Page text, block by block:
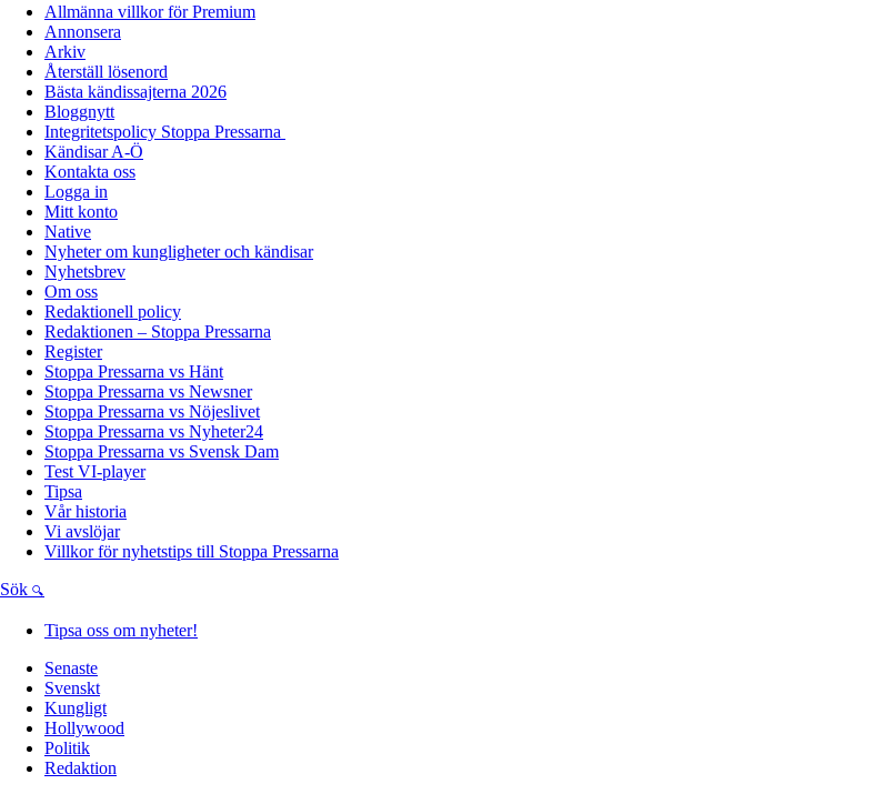
Allmänna villkor för Premium
Annonsera
Arkiv
Återställ lösenord
Bästa kändissajterna 2026
Bloggnytt
Integritetspolicy Stoppa Pressarna
Kändisar A-Ö
Kontakta oss
Logga in
Mitt konto
Native
Nyheter om kungligheter och kändisar
Nyhetsbrev
Om oss
Redaktionell policy
Redaktionen – Stoppa Pressarna
Register
Stoppa Pressarna vs Hänt
Stoppa Pressarna vs Newsner
Stoppa Pressarna vs Nöjeslivet
Stoppa Pressarna vs Nyheter24
Stoppa Pressarna vs Svensk Dam
Test VI-player
Tipsa
Vår historia
Vi avslöjar
Villkor för nyhetstips till Stoppa Pressarna
Sök
Tipsa oss om nyheter!
Senaste
Svenskt
Kungligt
Hollywood
Politik
Redaktion